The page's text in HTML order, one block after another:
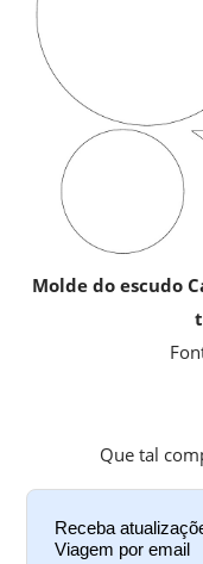
Molde do escudo
Que tal
Receba
Viagem por email